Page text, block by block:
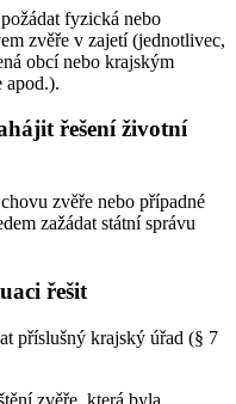
fyzická nebo
zvěře v zajetí (jednotlivec,
obcí nebo krajským
apod.).
řešení životní
zvěře nebo případné
zažádat státní správu
řešit
příslušný krajský úřad (§ 7
zvěře, která byla